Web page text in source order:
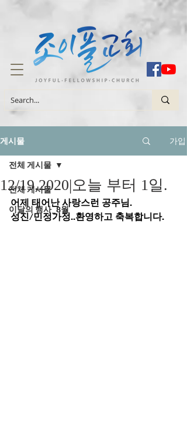
게시물 가입
전체 게시물
이달의 행사_8월
전체 게시물
12/19.2020|오늘 부터 1일.
어제 태어난 사랑스런 공주님.
성진/민정가정..환영하고 축복합니다.